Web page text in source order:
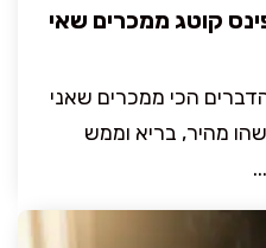
קוטג ממכרים שאי
הכי ממכרים שאני
מהיר, בריא וממש